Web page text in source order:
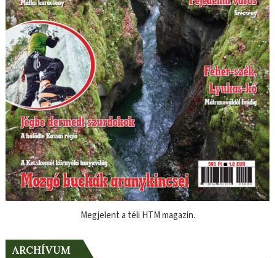
Megjelent a téli HTM magazin.
ARCHÍVUM